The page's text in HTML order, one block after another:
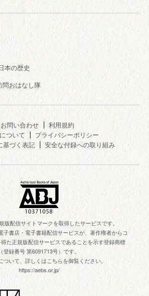
本の歴史
おはなし隊
お問い合わせ
利用規約
ついて
プライバシーポリシー
基づく表記
安全な付録への取り組み
版配信サイトマークを取得したサービスです。
子書店・電子書籍配信サービスが、著作権者からコ
た正規版配信サービスであることを示す登録商標
（登録番号 第6091713号）です。
ついて、詳しくはこちらを御覧ください。
https://aebs.or.jp/